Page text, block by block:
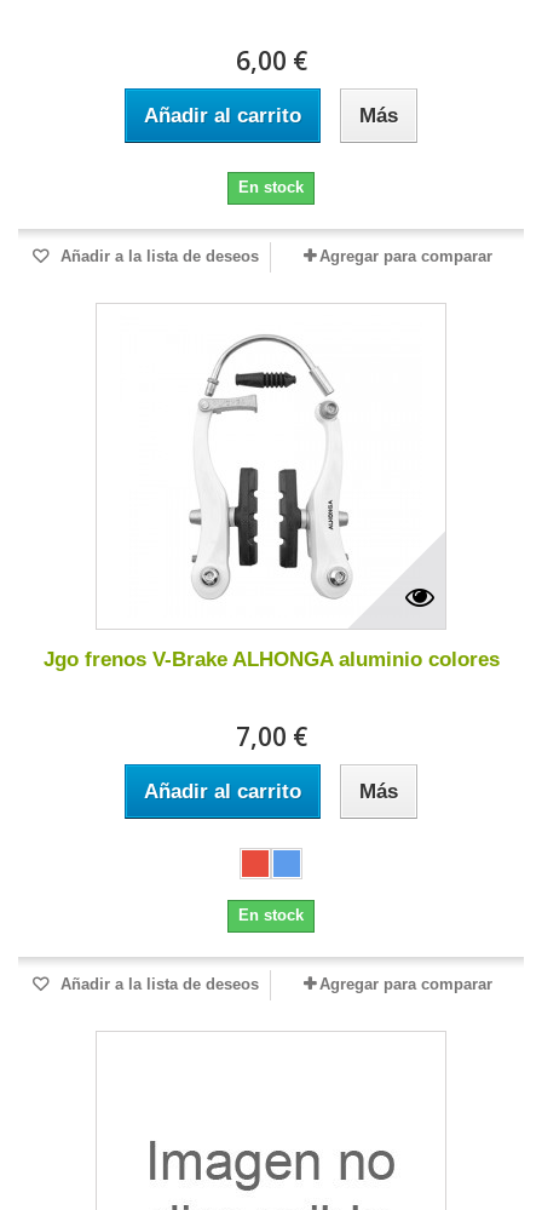
6,00 €
Añadir al carrito Más
En stock
Añadir a la lista de deseos Agregar para comparar
Jgo frenos V-Brake ALHONGA aluminio colores
7,00 €
Añadir al carrito Más
En stock
Añadir a la lista de deseos Agregar para comparar